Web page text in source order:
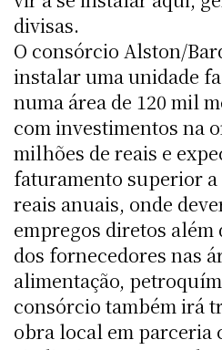
divisas.
O consórcio Alston/
instalar uma unidade
numa área de 120 mil
com investimentos na
milhões de reais e
faturamento superior a
reais anuais, onde
empregos diretos além
dos fornecedores nas
alimentação,
consórcio também irá
obra local em parceria